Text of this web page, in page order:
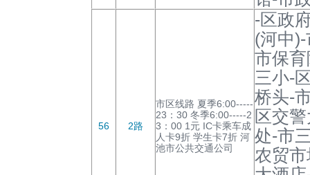
56 2路
市区线路 夏季6:00-----
23：30 冬季6:00-----2
3：00 1元 IC卡乘车成
人卡9折 学生卡7折 河
池市公共交通公司
-区政
(河中
市保
三小-
桥头-
区交
处-市
农贸